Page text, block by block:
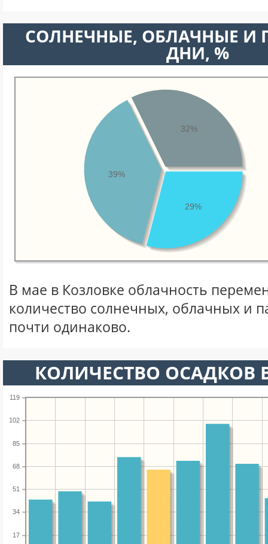
CОЛНЕЧНЫЕ, ОБЛАЧНЫЕ И
ДНИ, %
29%
39%
32%
В мае в Козловке облачность
количество солнечных, облачных и
почти одинаково.
КОЛИЧЕСТВО ОСАДКОВ
17
34
51
68
85
102
119